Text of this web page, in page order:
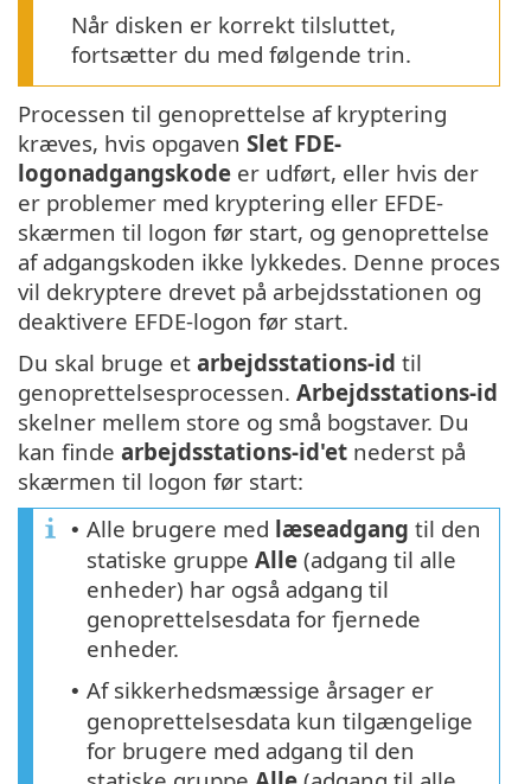
Når disken er korrekt tilsluttet,
fortsætter du med følgende trin.
Processen til genoprettelse af kryptering
kræves, hvis opgaven Slet FDE-
logonadgangskode er udført, eller hvis der
er problemer med kryptering eller EFDE-
skærmen til logon før start, og genoprettelse
af adgangskoden ikke lykkedes. Denne proces
vil dekryptere drevet på arbejdsstationen og
deaktivere EFDE-logon før start.
Du skal bruge et arbejdsstations-id til
genoprettelsesprocessen. Arbejdsstations-id
skelner mellem store og små bogstaver. Du
kan finde arbejdsstations-id'et nederst på
skærmen til logon før start:
• Alle brugere med læseadgang til den
statiske gruppe Alle (adgang til alle
enheder) har også adgang til
genoprettelsesdata for fjernede
enheder.
• Af sikkerhedsmæssige årsager er
genoprettelsesdata kun tilgængelige
for brugere med adgang til den